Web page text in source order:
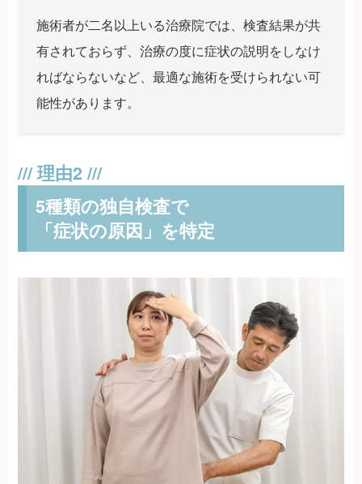
施術者が二名以上いる治療院では、検査結果が共
有されておらず、治療の度に症状の説明をしなけ
ればならないなど、最適な施術を受けられない可
能性があります。
5種類の独自検査で
「症状の原因」を特定